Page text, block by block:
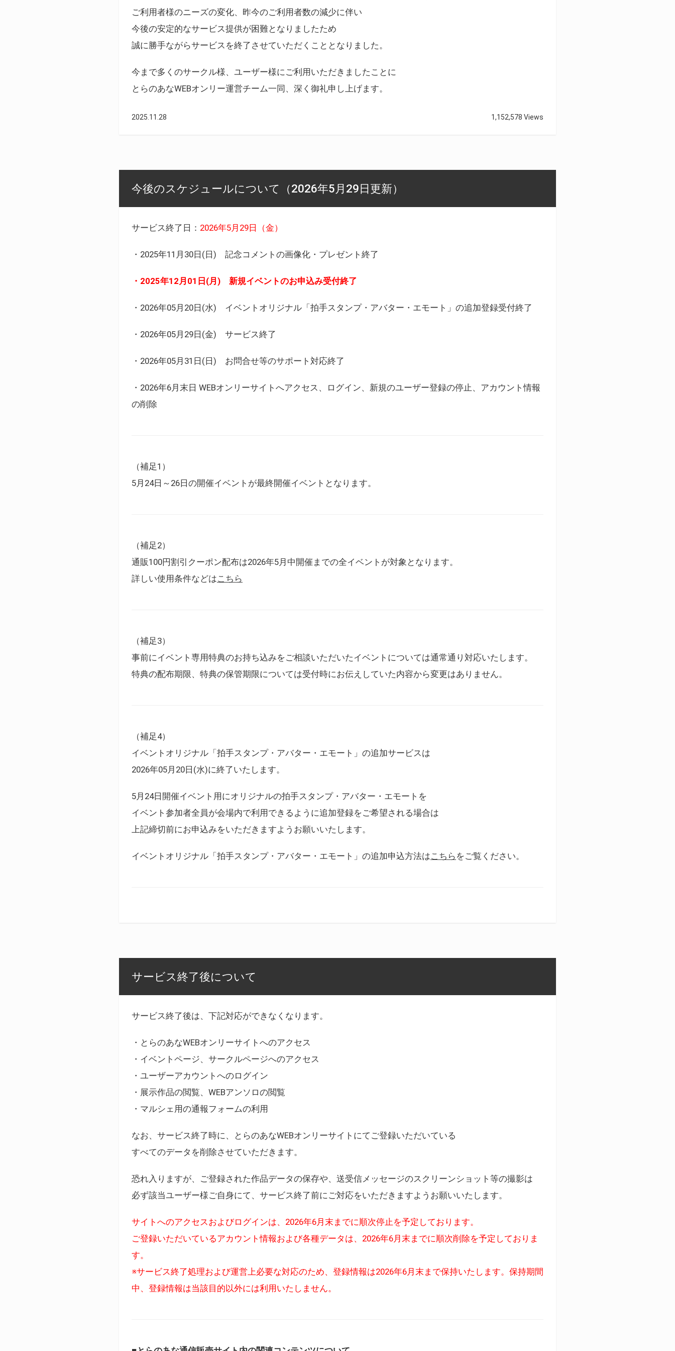
ご利用者様のニーズの変化、昨今のご利用者数の減少に伴い
今後の安定的なサービス提供が困難となりましたため
誠に勝手ながらサービスを終了させていただくこととなりました。
今まで多くのサークル様、ユーザー様にご利用いただきましたことに
とらのあなWEBオンリー運営チーム一同、深く御礼申し上げます。
2025.11.28 1,152,578 Views
今後のスケジュールについて（2026年5月29日更新）
サービス終了日： 2026年5月29日（金）
・2025年11月30日(日) 記念コメントの画像化・プレゼント終了
・2025年12月01日(月) 新規イベントのお申込み受付終了
・2026年05月20日(水) イベントオリジナル「拍手スタンプ・アバター・エモート」の追加登録受付終了
・2026年05月29日(金) サービス終了
・2026年05月31日(日) お問合せ等のサポート対応終了
・2026年6月末日 WEBオンリーサイトへアクセス、ログイン、新規のユーザー登録の停止、アカウント情報
の削除
（補足1）
5月24日～26日の開催イベントが最終開催イベントとなります。
（補足2）
通販100円割引クーポン配布は2026年5月中開催までの全イベントが対象となります。
詳しい使用条件などはこちら
（補足3）
事前にイベント専用特典のお持ち込みをご相談いただいたイベントについては通常通り対応いたします。
特典の配布期限、特典の保管期限については受付時にお伝えしていた内容から変更はありません。
（補足4）
イベントオリジナル「拍手スタンプ・アバター・エモート」の追加サービスは
2026年05月20日(水)に終了いたします。
5月24日開催イベント用にオリジナルの拍手スタンプ・アバター・エモートを
イベント参加者全員が会場内で利用できるように追加登録をご希望される場合は
上記締切前にお申込みをいただきますようお願いいたします。
イベントオリジナル「拍手スタンプ・アバター・エモート」の追加申込方法はこちら をご覧ください。
サービス終了後について
サービス終了後は、下記対応ができなくなります。
・とらのあなWEBオンリーサイトへのアクセス
・イベントページ、サークルページへのアクセス
・ユーザーアカウントへのログイン
・展示作品の閲覧、WEBアンソロの閲覧
・マルシェ用の通報フォームの利用
なお、サービス終了時に、とらのあなWEBオンリーサイトにてご登録いただいている
すべてのデータを削除させていただきます。
恐れ入りますが、ご登録された作品データの保存や、送受信メッセージのスクリーンショット等の撮影は
必ず該当ユーザー様ご自身にて、サービス終了前にご対応をいただきますようお願いいたします。
サイトへのアクセスおよびログインは、2026年6月末までに順次停止を予定しております。
ご登録いただいているアカウント情報および各種データは、2026年6月末までに順次削除を予定しておりま
す。
※サービス終了処理および運営上必要な対応のため、登録情報は2026年6月末まで保持いたします。保持期間
中、登録情報は当該目的以外には利用いたしません。